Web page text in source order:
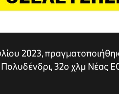
2023,
32ο χλμ Νέας